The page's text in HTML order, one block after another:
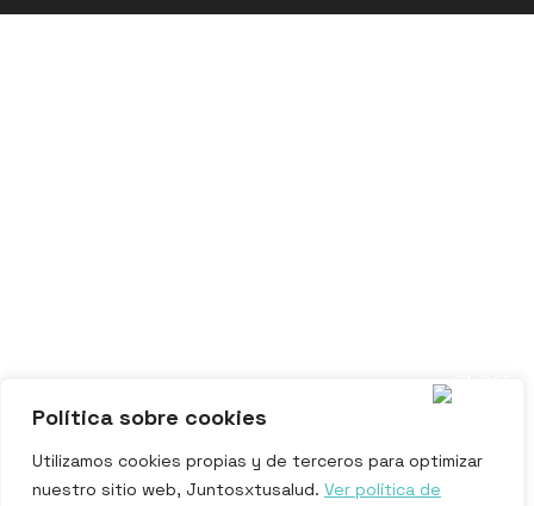
Política sobre cookies
Utilizamos cookies propias y de terceros para optimizar
nuestro sitio web, Juntosxtusalud. Ver política de